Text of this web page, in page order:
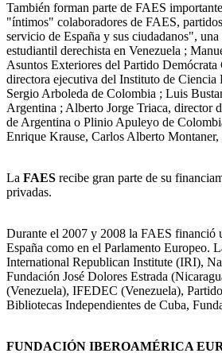
También forman parte de FAES
"íntimos" colaboradores de FAES,
servicio de España y sus ciudadanos",
estudiantil derechista en Venezuela ;
Asuntos Exteriores del Partido
directora ejecutiva del Instituto de
Sergio Arboleda de Colombia ; Luis
Argentina ; Alberto Jorge Triaca, director
de Argentina o Plinio Apuleyo de
Enrique Krause, Carlos Alberto
La FAES recibe gran parte de su
privadas.
Durante el 2007 y 2008 la FAES financió
España como en el Parlamento Europeo.
International Republican Institute (IRI),
Fundación José Dolores Estrada
(Venezuela), IFEDEC (Venezuela),
Bibliotecas Independientes de Cuba,
FUNDACIÓN IBEROAMÉRICA